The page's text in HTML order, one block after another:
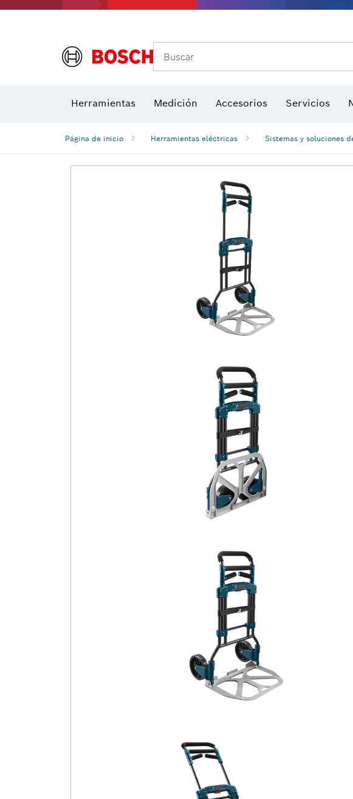
Buscar
Herramientas Medición Accesorios Servicios
Página de inicio Herramientas eléctricas Sistemas y soluciones